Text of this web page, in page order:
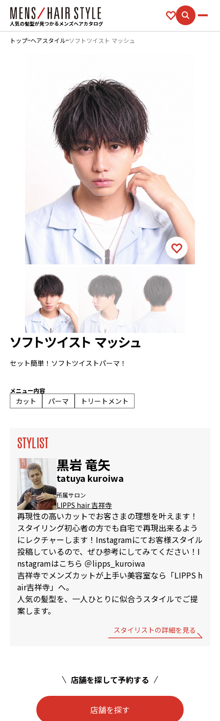
人気の髪型が見つかるメンズヘアカタログ
トップ ヘアスタイル ソフトツイスト マッシュ
ソフトツイスト マッシュ
セット簡単！ソフトツイストパーマ！
メニュー内容
カット パーマ トリートメント
STYLIST
黒岩 竜矢
tatuya kuroiwa
所属サロン
LIPPS hair 吉祥寺
再現性の高いカットでお客さまの理想を叶えます！
スタイリング初心者の方でも自宅で再現出来るよう
にレクチャーします！Instagramにてお客様スタイル
投稿しているので、ぜひ参考にしてみてください！I
nstagramはこちら ＠lipps_kuroiwa
吉祥寺でメンズカットが上手い美容室なら「LIPPS h
air吉祥寺」へ。
人気の髪型を、一人ひとりに似合うスタイルでご提
案します。
スタイリストの詳細を見る
店舗を探して予約する
店舗を探す